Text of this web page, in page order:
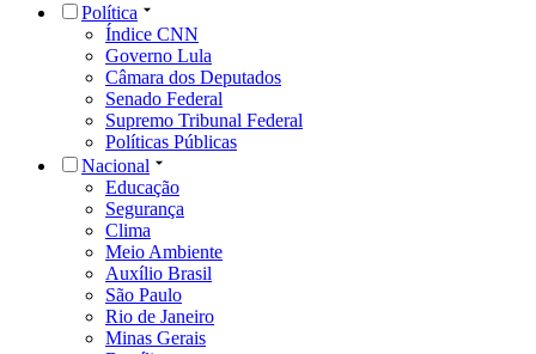
Política
Índice CNN
Governo Lula
Câmara dos Deputados
Senado Federal
Supremo Tribunal Federal
Políticas Públicas
Nacional
Educação
Segurança
Clima
Meio Ambiente
Auxílio Brasil
São Paulo
Rio de Janeiro
Minas Gerais